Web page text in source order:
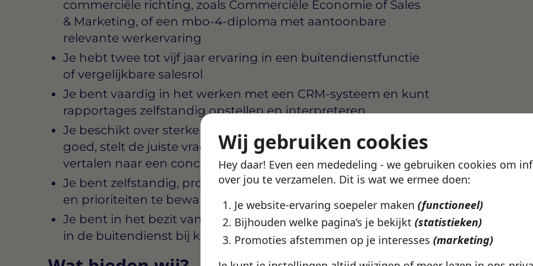
Wij gebruiken cookies
Hey daar! Even een mededeling - we gebruiken cookies om
over jou te verzamelen. Dit is wat we ermee doen:
Je website-ervaring soepeler maken (functioneel)
Bijhouden welke pagina’s je bekijkt (statistieken)
Promoties afstemmen op je interesses (marketing)
commerciële richting, zoals Commerciële Economie of Sales
& Marketing, of een mbo-4-diploma met aantoonbare
relevante werkervaring
Je hebt twee tot vijf jaar ervaring in een buitendienstfunctie
of vergelijkbare salesrol
Je bent vaardig in het werken met een CRM-systeem en kunt
rapportages zelfstandig opstellen en interpreteren
Je beschikt over sterke gespreksvaardigheden: je luistert
goed, stelt de juiste vragen en weet een behoeftegesprek te
vertalen naar een concreet voorstel
Je bent zelfstandig, proactief en in staat om je eigen agenda
en prioriteiten te bewaken
Je bent in het bezit van rijbewijs B, want je werkt grotendeels
in de buitendienst bij klanten op locatie